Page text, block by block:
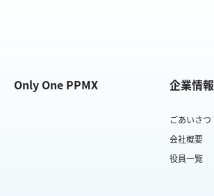
Only One PPMX 企業情報
ごあいさつ
会社概要
役員一覧